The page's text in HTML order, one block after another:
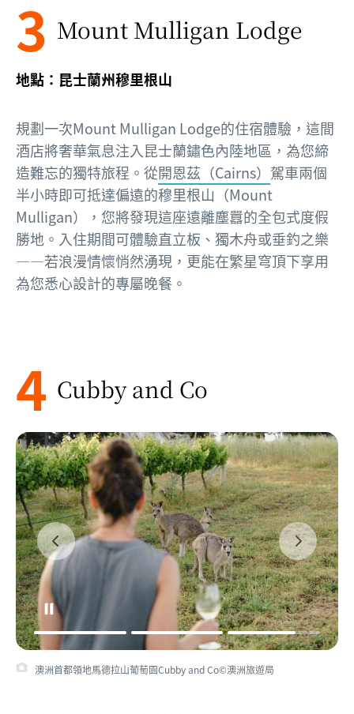
3 Mount Mulligan Lodge
地點：昆士蘭州穆里根山
規劃一次Mount Mulligan Lodge的住宿體驗，這間
酒店將奢華氣息注入昆士蘭鏽色內陸地區，為您締
造難忘的獨特旅程。從開恩茲（Cairns） 駕車兩個
半小時即可抵達偏遠的穆里根山（Mount
Mulligan），您將發現這座遠離塵囂的全包式度假
勝地。入住期間可體驗直立板、獨木舟或垂釣之樂
——若浪漫情懷悄然湧現，更能在繁星穹頂下享用
為您悉心設計的專屬晚餐。
4 Cubby and Co
澳洲首都領地馬德拉山葡萄園Cubby and Co©澳洲旅遊局